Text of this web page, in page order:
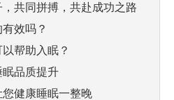
共同拼搏，共赴成功之路
效吗？
帮助入眠？
眠品质提升
健康睡眠一整晚